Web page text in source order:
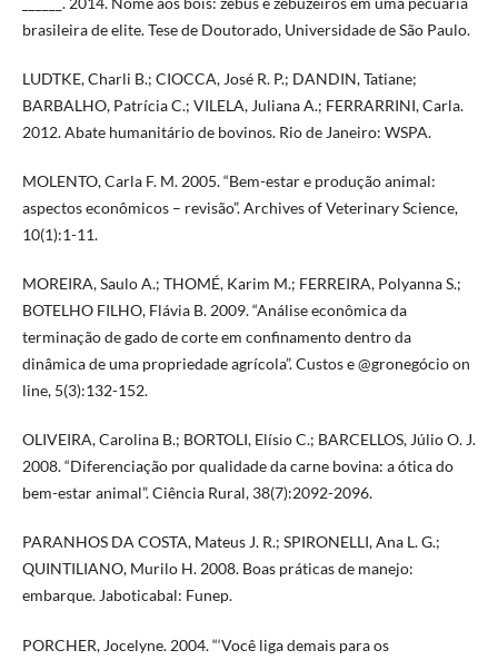
brasileira de elite. Tese de Doutorado, Universidade de São Paulo.
LUDTKE, Charli B.; CIOCCA, José R. P.; DANDIN, Tatiane;
BARBALHO, Patrícia C.; VILELA, Juliana A.; FERRARRINI, Carla.
2012. Abate humanitário de bovinos. Rio de Janeiro: WSPA.
MOLENTO, Carla F. M. 2005. “Bem-estar e produção animal:
aspectos econômicos – revisão”. Archives of Veterinary Science,
10(1):1-11.
MOREIRA, Saulo A.; THOMÉ, Karim M.; FERREIRA, Polyanna S.;
BOTELHO FILHO, Flávia B. 2009. “Análise econômica da
terminação de gado de corte em confinamento dentro da
dinâmica de uma propriedade agrícola”. Custos e @gronegócio on
line, 5(3):132-152.
OLIVEIRA, Carolina B.; BORTOLI, Elísio C.; BARCELLOS, Júlio O. J.
2008. “Diferenciação por qualidade da carne bovina: a ótica do
bem-estar animal”. Ciência Rural, 38(7):2092-2096.
PARANHOS DA COSTA, Mateus J. R.; SPIRONELLI, Ana L. G.;
QUINTILIANO, Murilo H. 2008. Boas práticas de manejo:
embarque. Jaboticabal: Funep.
PORCHER, Jocelyne. 2004. “‘Você liga demais para os